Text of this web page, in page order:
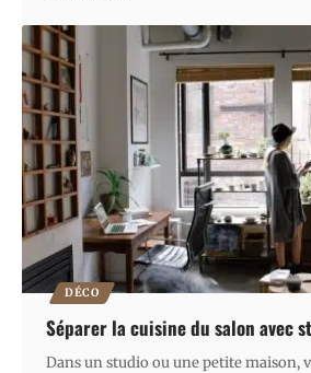
DÉCO
Séparer la cuisine du salon avec
Dans un studio ou une petite maison,